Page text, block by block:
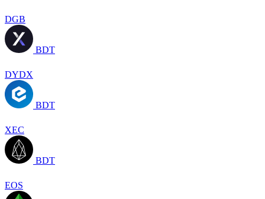
DGB
BDT
DYDX
BDT
XEC
BDT
EOS